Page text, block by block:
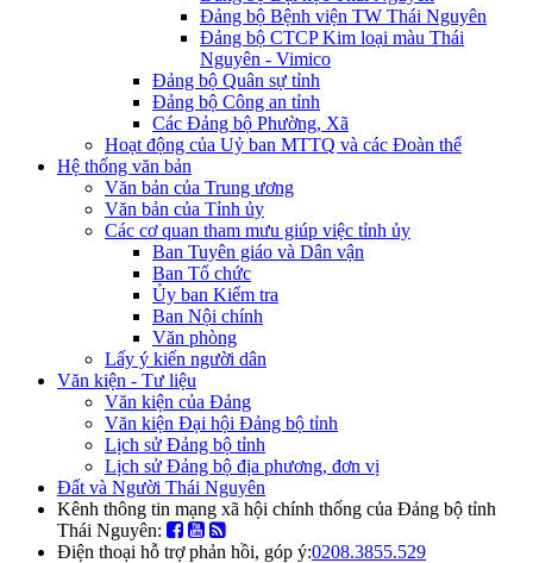
Đảng bộ Bệnh viện TW Thái Nguyên
Đảng bộ CTCP Kim loại màu Thái
Nguyên - Vimico
Đảng bộ Quân sự tỉnh
Đảng bộ Công an tỉnh
Các Đảng bộ Phường, Xã
Hoạt động của Uỷ ban MTTQ và các Đoàn thể
Hệ thống văn bản
Văn bản của Trung ương
Văn bản của Tỉnh ủy
Các cơ quan tham mưu giúp việc tỉnh ủy
Ban Tuyên giáo và Dân vận
Ban Tổ chức
Ủy ban Kiểm tra
Ban Nội chính
Văn phòng
Lấy ý kiến người dân
Văn kiện - Tư liệu
Văn kiện của Đảng
Văn kiện Đại hội Đảng bộ tỉnh
Lịch sử Đảng bộ tỉnh
Lịch sử Đảng bộ địa phương, đơn vị
Đất và Người Thái Nguyên
Kênh thông tin mạng xã hội chính thống của Đảng bộ tỉnh
Thái Nguyên:
Điện thoại hỗ trợ phản hồi, góp ý:0208.3855.529